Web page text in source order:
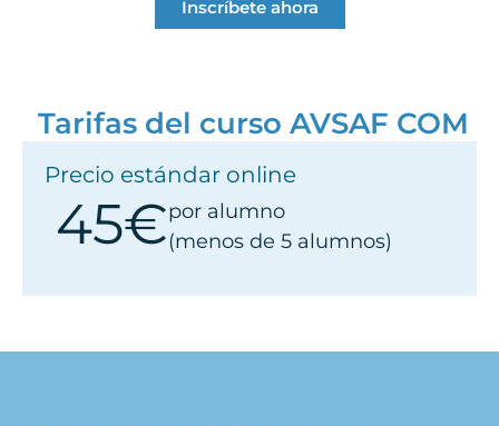
Inscríbete ahora
Tarifas del curso AVSAF COM
Precio estándar online
45€por alumno
(menos de 5 alumnos)